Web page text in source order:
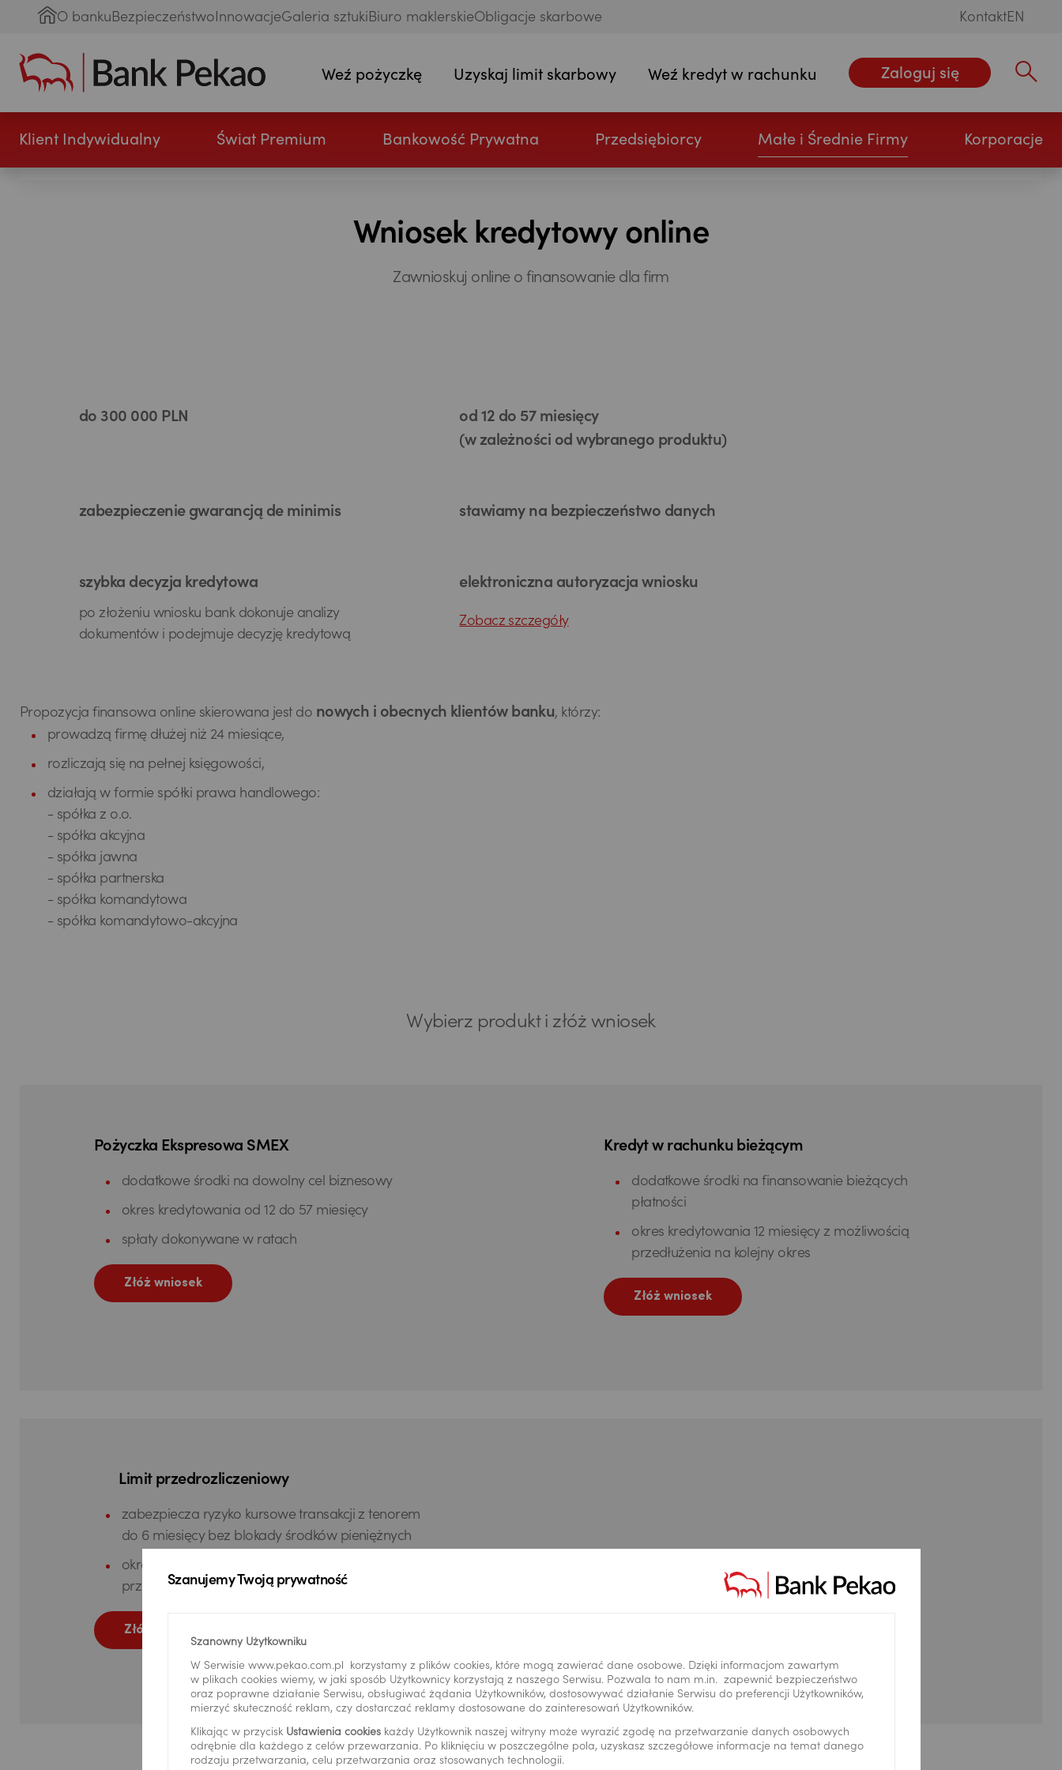
O bankuBezpieczeństwoInnowacjeGaleria sztukiBiuro maklerskieObligacje skarbowe KontaktEN
Weź pożyczkę Uzyskaj limit skarbowy Weź kredyt w rachunku
Otwórz konto
Zaloguj się Wpisz
Klient Indywidualny Świat Premium Bankowość Prywatna Przedsiębiorcy Małe i Średnie Firmy Korporacje
Wniosek kredytowy online
Zawnioskuj online o finansowanie dla firm
do 300 000 PLN
od 12 do 57 miesięcy
(w zależności od wybranego produktu)
zabezpieczenie gwarancją de minimis stawiamy na bezpieczeństwo danych
szybka decyzja kredytowa
po złożeniu wniosku bank dokonuje analizy
dokumentów i podejmuje decyzję kredytową
elektroniczna autoryzacja wniosku
Zobacz szczegóły
Propozycja finansowa online skierowana jest do nowych i obecnych klientów banku, którzy:
prowadzą firmę dłużej niż 24 miesiące,
rozliczają się na pełnej księgowości,
działają w formie spółki prawa handlowego:
- spółka z o.o.
- spółka akcyjna
- spółka jawna
- spółka partnerska
- spółka komandytowa
- spółka komandytowo-akcyjna
Wybierz produkt i złóż wniosek
Pożyczka Ekspresowa SMEX
dodatkowe środki na dowolny cel biznesowy
okres kredytowania od 12 do 57 miesięcy
spłaty dokonywane w ratach
Złóż wniosek
Kredyt w rachunku bieżącym
dodatkowe środki na finansowanie bieżących
płatności
okres kredytowania 12 miesięcy z możliwością
przedłużenia na kolejny okres
Złóż wniosek
Limit przedrozliczeniowy
zabezpiecza ryzyko kursowe transakcji z tenorem
do 6 miesięcy bez blokady środków pieniężnych
okres dostępności limitu 12 miesięcy z możliwością
przedłużenia
Złóż wniosek
Szanujemy Twoją prywatność
Szanowny Użytkowniku
W Serwisie www.pekao.com.pl korzystamy z plików cookies, które mogą zawierać dane osobowe. Dzięki informacjom zawartym
w plikach cookies wiemy, w jaki sposób Użytkownicy korzystają z naszego Serwisu. Pozwala to nam m.in. zapewnić bezpieczeństwo
oraz poprawne działanie Serwisu, obsługiwać żądania Użytkowników, dostosowywać działanie Serwisu do preferencji Użytkowników,
mierzyć skuteczność reklam, czy dostarczać reklamy dostosowane do zainteresowań Użytkowników.
Klikając w przycisk Ustawienia cookies każdy Użytkownik naszej witryny może wyrazić zgodę na przetwarzanie danych osobowych
odrębnie dla każdego z celów przewarzania. Po kliknięciu w poszczególne pola, uzyskasz szczegółowe informacje na temat danego
rodzaju przetwarzania, celu przetwarzania oraz stosowanych technologii.